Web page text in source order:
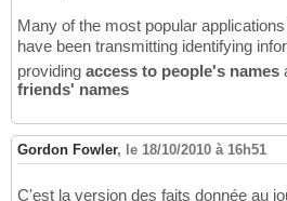
Many of the most popular
have been transmitting identifying
providing access to people's names
friends' names
Gordon Fowler, le 18/10/2010 à 16h51
C'est la version des faits donnée au